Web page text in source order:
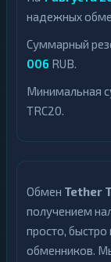
надежных
Суммарный
006 RUB.
Минимальная
TRC20.
Обмен Tether
получением
просто,
обменников.